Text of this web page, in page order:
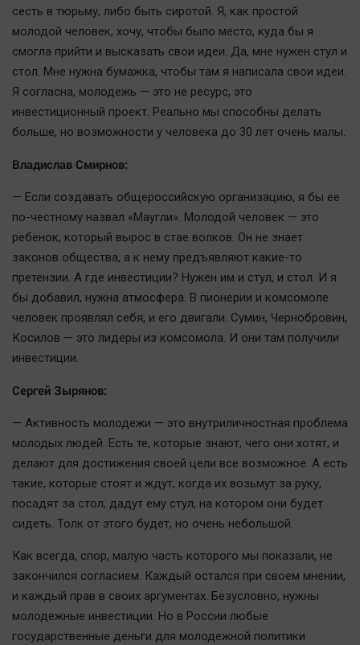
сесть в тюрьму, либо быть сиротой. Я, как простой
молодой человек, хочу, чтобы было место, куда бы я
смогла прийти и высказать свои идеи. Да, мне нужен стул и
стол. Мне нужна бумажка, чтобы там я написала свои идеи.
Я согласна, молодежь — это не ресурс, это
инвестиционный проект. Реально мы способны делать
больше, но возможности у человека до 30 лет очень малы.
Владислав Смирнов:
— Если создавать общероссийскую организацию, я бы ее
по-честному назвал «Маугли». Молодой человек — это
ребенок, который вырос в стае волков. Он не знает
законов общества, а к нему предъявляют какие-то
претензии. А где инвестиции? Нужен им и стул, и стол. И я
бы добавил, нужна атмосфера. В пионерии и комсомоле
человек проявлял себя, и его двигали. Сумин, Чернобровин,
Косилов — это лидеры из комсомола. И они там получили
инвестиции.
Сергей Зырянов:
— Активность молодежи — это внутриличностная проблема
молодых людей. Есть те, которые знают, чего они хотят, и
делают для достижения своей цели все возможное. А есть
такие, которые стоят и ждут, когда их возьмут за руку,
посадят за стол, дадут ему стул, на котором они будет
сидеть. Толк от этого будет, но очень небольшой.
Как всегда, спор, малую часть которого мы показали, не
закончился согласием. Каждый остался при своем мнении,
и каждый прав в своих аргументах. Безусловно, нужны
молодежные инвестиции. Но в России любые
государственные деньги для молодежной политики